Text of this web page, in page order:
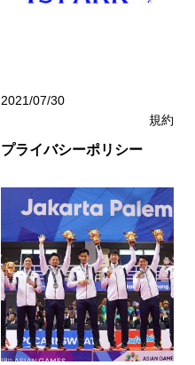
2021/07/30
規約
プライバシーポリシー